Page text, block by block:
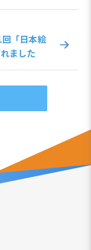
「日本絵
ました